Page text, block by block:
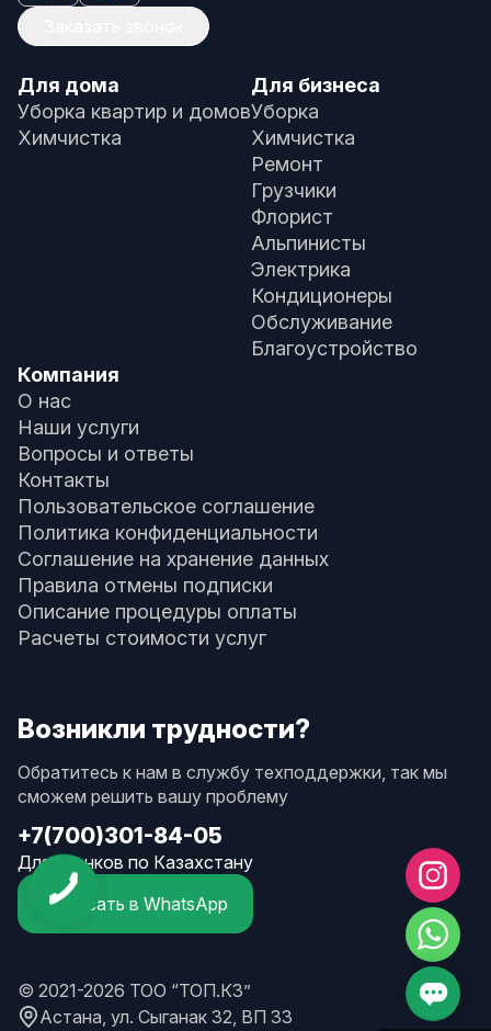
Для дома
Уборка квартир и домов
Химчистка
Для бизнеса
Уборка
Химчистка
Ремонт
Грузчики
Флорист
Альпинисты
Электрика
Кондиционеры
Обслуживание
Благоустройство
Компания
О нас
Наши услуги
Вопросы и ответы
Контакты
Пользовательское соглашение
Политика конфиденциальности
Соглашение на хранение данных
Правила отмены подписки
Описание процедуры оплаты
Расчеты стоимости услуг
Возникли трудности?
Обратитесь к нам в службу техподдержки, так мы
сможем решить вашу проблему
+7(700)301-84-05
Для звонков по Казахстану
Написать в WhatsApp
© 2021-2026 ТОО “ТОП.КЗ”
Астана, ул. Сыганак 32, ВП 33